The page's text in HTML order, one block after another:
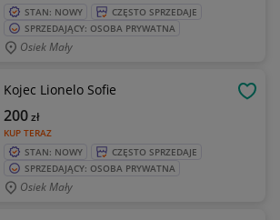
STAN: NOWY
CZĘSTO SPRZEDAJE
SPRZEDAJĄCY: OSOBA PRYWATNA
Osiek Mały
Kojec Lionelo Sofie
KUP TERAZ
200zł
STAN: NOWY
CZĘSTO SPRZEDAJE
SPRZEDAJĄCY: OSOBA PRYWATNA
Osiek Mały